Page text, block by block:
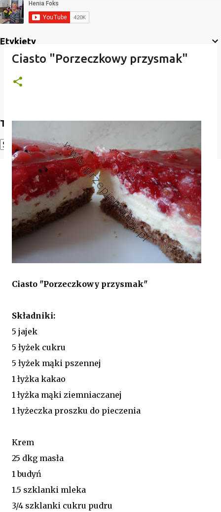
Etykiety
Translate
Powered by Translate
Ciasto "Porzeczkowy przysmak"
Ciasto "Porzeczkowy przysmak"
Składniki:
5 jajek
5 łyżek cukru
5 łyżek mąki pszennej
1 łyżka kakao
1 łyżka mąki ziemniaczanej
1 łyżeczka proszku do pieczenia
Krem
25 dkg masła
1 budyń
1.5 szklanki mleka
3/4 szklanki cukru pudru